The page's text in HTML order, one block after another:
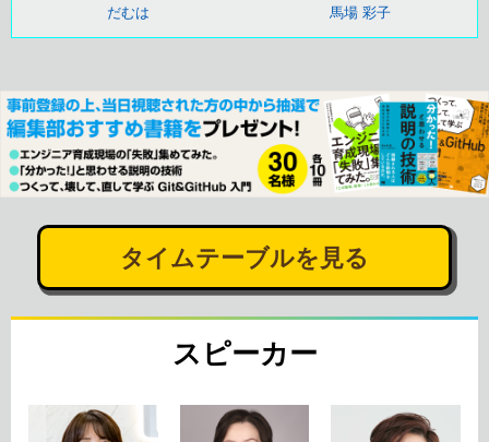
だむは 馬場 彩子
タイムテーブルを見る
スピーカー